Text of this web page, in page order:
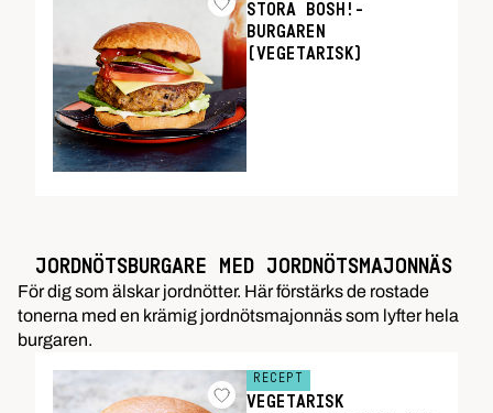
STORA BOSH!-
BURGAREN
(VEGETARISK)
JORDNÖTSBURGARE MED JORDNÖTSMAJONNÄS
För dig som älskar jordnötter. Här förstärks de rostade
tonerna med en krämig jordnötsmajonnäs som lyfter hela
burgaren.
RECEPT
VEGETARISK